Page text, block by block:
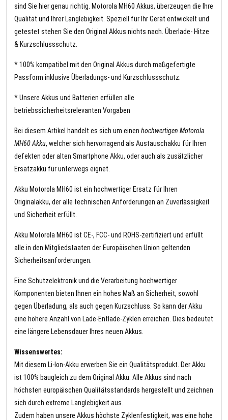
sind Sie hier genau richtig. Motorola MH60 Akkus, überzeugen die Ihre
Qualität und Ihrer Langlebigkeit. Speziell für Ihr Gerät entwickelt und
getestet stehen Sie den Original Akkus nichts nach. Überlade- Hitze
& Kurzschlussschutz.
* 100% kompatibel mit den Original Akkus durch maßgefertigte
Passform inklusive Überladungs- und Kurzschlussschutz.
* Unsere Akkus und Batterien erfüllen alle
betriebssicherheitsrelevanten Vorgaben
Bei diesem Artikel handelt es sich um einen hochwertigen Motorola
MH60 Akku, welcher sich hervorragend als Austauschakku für Ihren
defekten oder alten Smartphone Akku, oder auch als zusätzlicher
Ersatzakku für unterwegs eignet.
Akku Motorola MH60 ist ein hochwertiger Ersatz für Ihren
Originalakku, der alle technischen Anforderungen an Zuverlässigkeit
und Sicherheit erfüllt.
Akku Motorola MH60 ist CE-, FCC- und ROHS-zertifiziert und erfüllt
alle in den Mitgliedstaaten der Europäischen Union geltenden
Sicherheitsanforderungen.
Eine Schutzelektronik und die Verarbeitung hochwertiger
Komponenten bieten Ihnen ein hohes Maß an Sicherheit, sowohl
gegen Überladung, als auch gegen Kurzschluss. So kann der Akku
eine höhere Anzahl von Lade-Entlade-Zyklen erreichen. Dies bedeutet
eine längere Lebensdauer Ihres neuen Akkus.
Wissenswertes:
Mit diesem Li-Ion-Akku erwerben Sie ein Qualitätsprodukt. Der Akku
ist 100% baugleich zu dem Original Akku. Alle Akkus sind nach
höchsten europäischen Qualitätsstandards hergestellt und zeichnen
sich durch extreme Langlebigkeit aus.
Zudem haben unsere Akkus höchste Zyklenfestigkeit, was eine hohe